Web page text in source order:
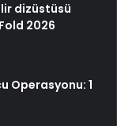
dizüstüsü
2026
Operasyonu: 1